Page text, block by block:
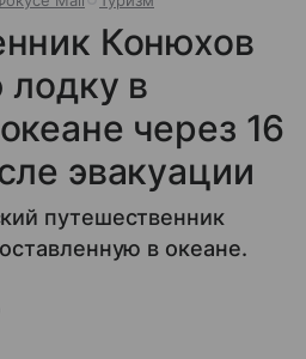
Конюхов
в
через 16
эвакуации
путешественник
в океане.